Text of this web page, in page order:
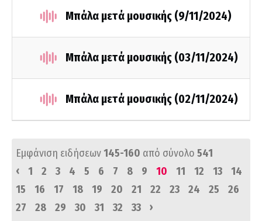
Μπάλα μετά μουσικής (9/11/2024)
Μπάλα μετά μουσικής (03/11/2024)
Μπάλα μετά μουσικής (02/11/2024)
Εμφάνιση ειδήσεων145-160 από σύνολο 541
‹
1 2 3 4 5 6 7 8 9 10 11 12 13
14
15
16 17 18 19 20 21 22 23 24 25
26
27
28 29 30 31 32 33 ›